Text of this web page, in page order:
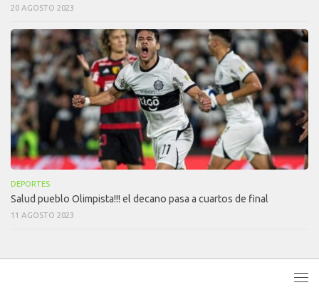
20 AGOSTO 2023
DEPORTES
Salud pueblo Olimpista!!! el decano pasa a cuartos de final
11 AGOSTO 2023